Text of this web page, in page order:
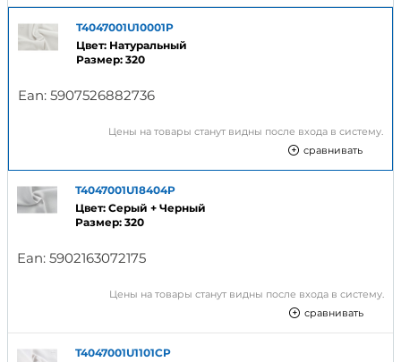
T4047001U10001P
Цвет: Натуральный
Размер: 320
Ean: 5907526882736
Цены на товары станут видны после входа в систему.
сравнивать
T4047001U18404P
Цвет: Серый + Черный
Размер: 320
Ean: 5902163072175
Цены на товары станут видны после входа в систему.
сравнивать
T4047001U1101CP